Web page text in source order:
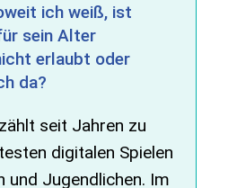
ich weiß, ist
sein Alter
erlaubt oder
da?
seit Jahren zu
digitalen Spielen
und Jugendlichen. Im